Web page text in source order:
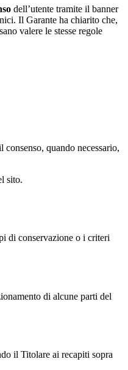
dell’utente tramite il banner
Il Garante ha chiarito che,
valere le stesse regole
quando necessario,
sito.
di conservazione o i criteri
di alcune parti del
il Titolare ai recapiti sopra